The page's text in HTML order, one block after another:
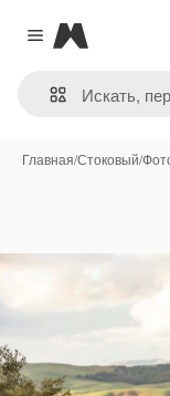
Close menu
Magnific
Главная/Стоковый/